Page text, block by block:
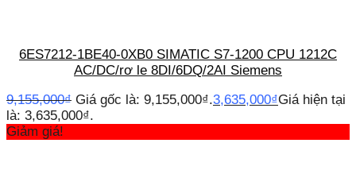
6ES7212-1BE40-0XB0 SIMATIC S7-1200 CPU 1212C
AC/DC/rơ le 8DI/6DQ/2AI Siemens
9,155,000₫ Giá gốc là: 9,155,000₫.3,635,000₫Giá hiện tại
là: 3,635,000₫.
Giảm giá!